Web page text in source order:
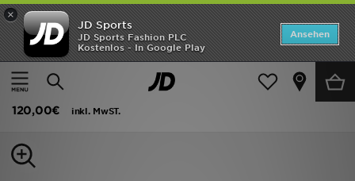
×
JD Sports
JD Sports Fashion PLC
Kostenlos - In Google Play
Ansehen
Home
Herren Herrenbekleidung Replica
PUMA Portugal 2026 Ronaldo #7 Heim Shirt
120,00€
inkl. MwST.
ANGEBOTE
Neuheiten
Kinder